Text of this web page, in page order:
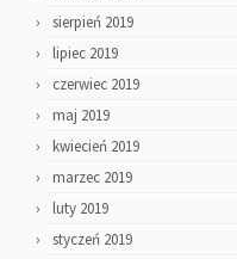
sierpień 2019
lipiec 2019
czerwiec 2019
maj 2019
kwiecień 2019
marzec 2019
luty 2019
styczeń 2019